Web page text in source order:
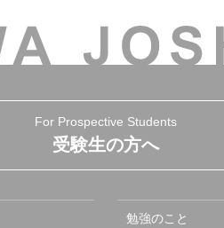
For Prospective Students
受験生の方へ
勉強のこと